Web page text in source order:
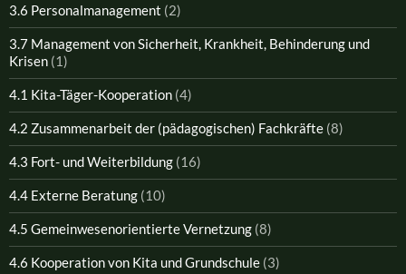
3.6 Personalmanagement (2)
3.7 Management von Sicherheit, Krankheit, Behinderung und
Krisen (1)
4.1 Kita-Täger-Kooperation (4)
4.2 Zusammenarbeit der (pädagogischen) Fachkräfte (8)
4.3 Fort- und Weiterbildung (16)
4.4 Externe Beratung (10)
4.5 Gemeinwesenorientierte Vernetzung (8)
4.6 Kooperation von Kita und Grundschule (3)